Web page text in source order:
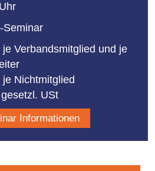
Seminar
je Verbandsmitglied und je
je Nichtmitglied
USt
Informationen